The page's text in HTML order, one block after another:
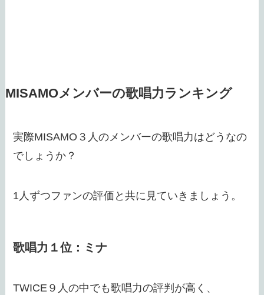
MISAMOメンバーの歌唱力ランキング
実際MISAMO３人のメンバーの歌唱力はどうなの
でしょうか？
1人ずつファンの評価と共に見ていきましょう。
歌唱力１位：ミナ
TWICE９人の中でも歌唱力の評判が高く、